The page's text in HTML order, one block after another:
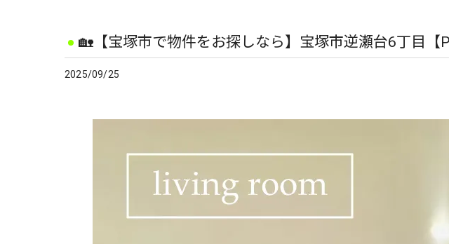
🏡【宝塚市で物件をお探しなら】宝塚市逆瀬台6丁目【
2025/09/25